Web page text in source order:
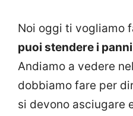
Noi oggi ti vogliamo
puoi stendere i
Andiamo a vedere
dobbiamo fare per
si devono asciugare